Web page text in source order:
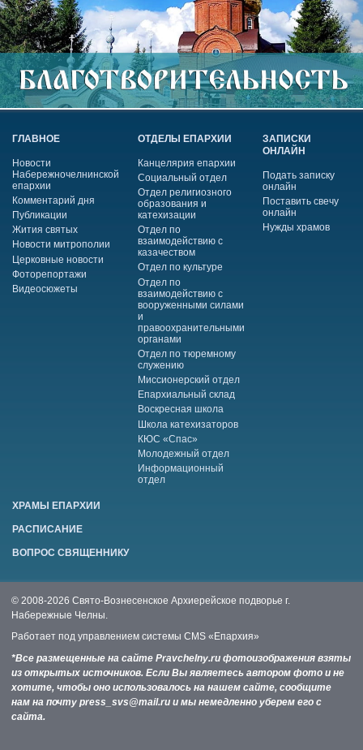
ГЛАВНОЕ
Новости
Набережночелнинской
епархии
Комментарий дня
Публикации
Жития святых
Новости митрополии
Церковные новости
Фоторепортажи
Видеосюжеты
ОТДЕЛЫ ЕПАРХИИ
Канцелярия епархии
Социальный отдел
Отдел религиозного
образования и
катехизации
Отдел по
взаимодействию с
казачеством
Отдел по культуре
Отдел по
взаимодействию с
вооруженными силами
и
правоохранительными
органами
Отдел по тюремному
служению
Миссионерский отдел
Епархиальный склад
Воскресная школа
Школа катехизаторов
КЮС «Спас»
Молодежный отдел
Информационный
отдел
ЗАПИСКИ
ОНЛАЙН
Подать записку
онлайн
Поставить свечу
онлайн
Нужды храмов
ХРАМЫ ЕПАРХИИ
РАСПИСАНИЕ
ВОПРОС СВЯЩЕННИКУ
© 2008-2026 Свято-Вознесенское Архиерейское подворье г.
Набережные Челны.
Работает под управлением системы CMS «Епархия»
*Все размещенные на сайте Pravchelny.ru фотоизображения взяты
из открытых источников. Если Вы являетесь автором фото и не
хотите, чтобы оно использовалось на нашем сайте, сообщите
нам на почту press_svs@mail.ru и мы немедленно уберем его с
сайта.